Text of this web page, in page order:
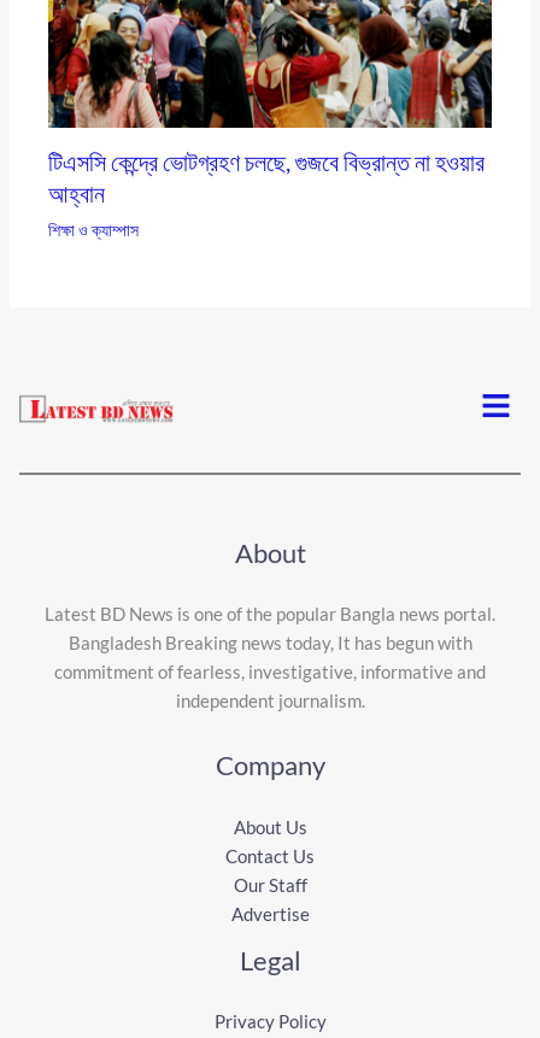
টিএসসি কেন্দ্রে ভোটগ্রহণ চলছে, গুজবে বিভ্রান্ত না হওয়ার
আহ্বান
শিক্ষা ও ক্যাম্পাস
Menu
About
Latest BD News is one of the popular Bangla news portal.
Bangladesh Breaking news today, It has begun with
commitment of fearless, investigative, informative and
independent journalism.
Company
About Us
Contact Us
Our Staff
Advertise
Legal
Privacy Policy